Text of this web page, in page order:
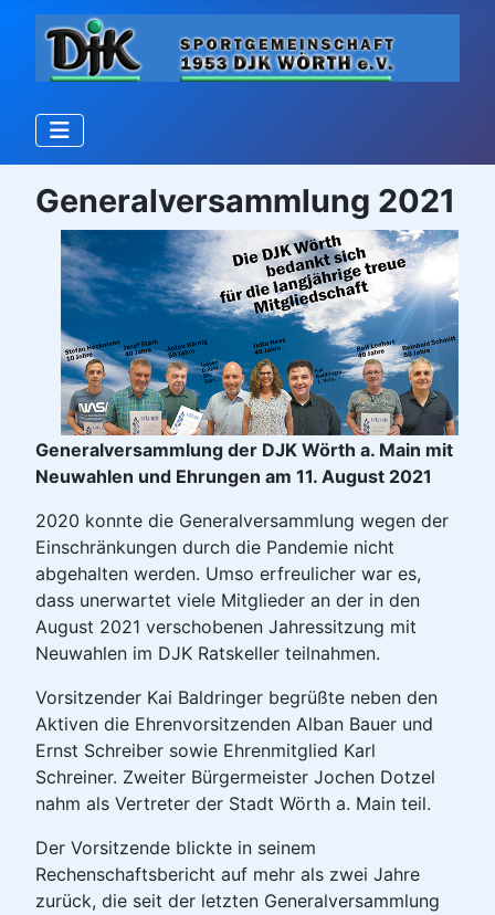
Generalversammlung 2021
Generalversammlung der DJK Wörth a. Main mit
Neuwahlen und Ehrungen am 11. August 2021
2020 konnte die Generalversammlung wegen der
Einschränkungen durch die Pandemie nicht
abgehalten werden. Umso erfreulicher war es,
dass unerwartet viele Mitglieder an der in den
August 2021 verschobenen Jahressitzung mit
Neuwahlen im DJK Ratskeller teilnahmen.
Vorsitzender Kai Baldringer begrüßte neben den
Aktiven die Ehrenvorsitzenden Alban Bauer und
Ernst Schreiber sowie Ehrenmitglied Karl
Schreiner. Zweiter Bürgermeister Jochen Dotzel
nahm als Vertreter der Stadt Wörth a. Main teil.
Der Vorsitzende blickte in seinem
Rechenschaftsbericht auf mehr als zwei Jahre
zurück, die seit der letzten Generalversammlung